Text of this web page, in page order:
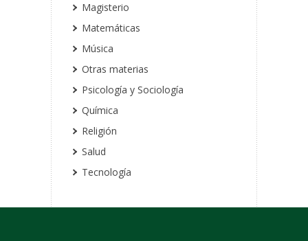
Magisterio
Matemáticas
Música
Otras materias
Psicología y Sociología
Química
Religión
Salud
Tecnología